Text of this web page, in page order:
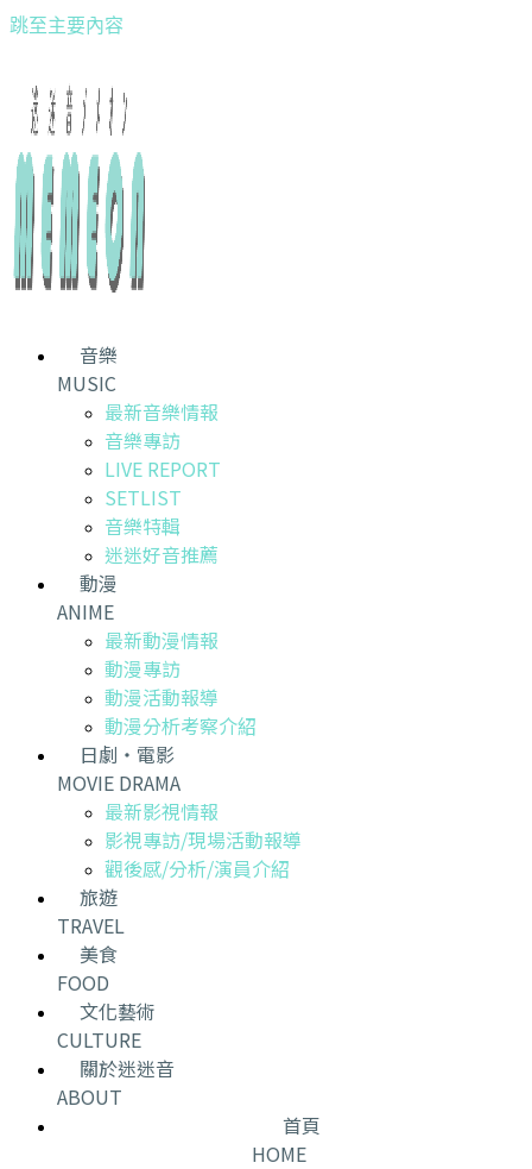
跳至主要內容
音樂
MUSIC
最新音樂情報
音樂專訪
LIVE REPORT
SETLIST
音樂特輯
迷迷好音推薦
動漫
ANIME
最新動漫情報
動漫專訪
動漫活動報導
動漫分析考察介紹
日劇・電影
MOVIE DRAMA
最新影視情報
影視專訪/現場活動報導
觀後感/分析/演員介紹
旅遊
TRAVEL
美食
FOOD
文化藝術
CULTURE
關於迷迷音
ABOUT
首頁
HOME